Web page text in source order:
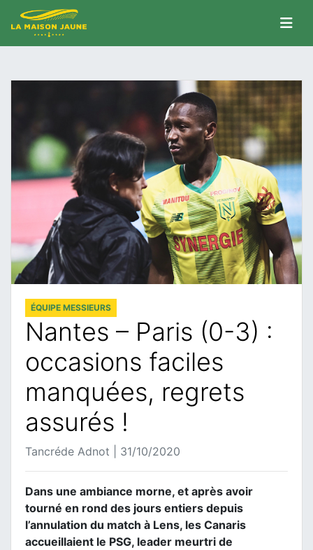
ÉQUIPE MESSIEURS
Nantes – Paris (0-3) :
occasions faciles
manquées, regrets
assurés !
Tancréde Adnot | 31/10/2020
Dans une ambiance morne, et après avoir
tourné en rond des jours entiers depuis
l’annulation du match à Lens, les Canaris
accueillaient le PSG, leader meurtri de